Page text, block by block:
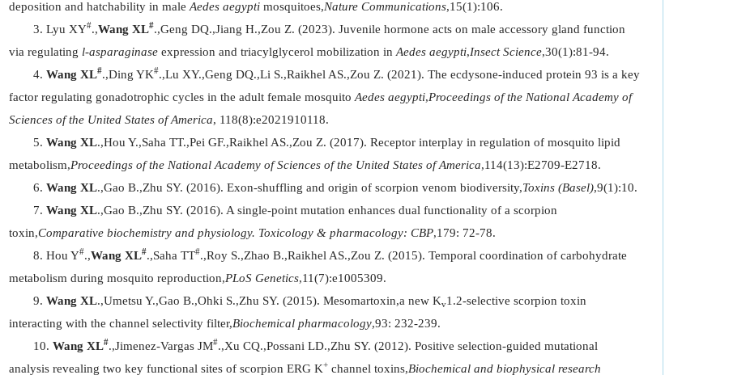
deposition and hatchability in male Aedes aegypti mosquitoes,Nature Communications,15(1):106.
Lyu XY#.,Wang XL#.,Geng DQ.,Jiang H.,Zou Z. (2023). Juvenile hormone acts on male accessory gland function
via regulating l-asparaginaseexpression and triacylglycerol mobilization in Aedes aegypti,Insect Science,30(1):81-94.
Wang XL#.,Ding YK#.,Lu XY.,Geng DQ.,Li S.,Raikhel AS.,Zou Z. (2021). The ecdysone-induced protein 93 is a key
factor regulating gonadotrophic cycles in the adult female mosquito Aedes aegypti,Proceedings of the National Academy of
Sciences of the United States of America, 118(8):e2021910118.
Wang XL.,Hou Y.,Saha TT.,Pei GF.,Raikhel AS.,Zou Z. (2017). Receptor interplay in regulation of mosquito lipid
metabolism,Proceedings of the National Academy of Sciences of the United States of America,114(13):E2709-E2718.
Wang XL.,Gao B.,Zhu SY. (2016). Exon-shuffling and origin of scorpion venom biodiversity,Toxins (Basel),9(1):10.
Wang XL.,Gao B.,Zhu SY. (2016). A single-point mutation enhances dual functionality of a scorpion
toxin,Comparative biochemistry and physiology. Toxicology & pharmacology: CBP,179: 72-78.
Hou Y#.,Wang XL#.,Saha TT#.,Roy S.,Zhao B.,Raikhel AS.,Zou Z. (2015). Temporal coordination of carbohydrate
metabolism during mosquito reproduction,PLoS Genetics,11(7):e1005309.
Wang XL.,Umetsu Y.,Gao B.,Ohki S.,Zhu SY. (2015). Mesomartoxin,a new Kv1.2-selective scorpion toxin
interacting with the channel selectivity filter,Biochemical pharmacology,93: 232-239.
Wang XL#.,Jimenez-Vargas JM#.,Xu CQ.,Possani LD.,Zhu SY. (2012). Positive selection-guided mutational
analysis revealing two key functional sites of scorpion ERG K+channel toxins,Biochemical and biophysical research